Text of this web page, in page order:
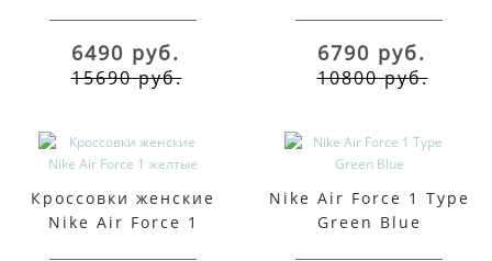
6490 руб.
15690 руб.
6790 руб.
10800 руб.
Кроссовки женские
Nike Air Force 1
Nike Air Force 1 Type
Green Blue